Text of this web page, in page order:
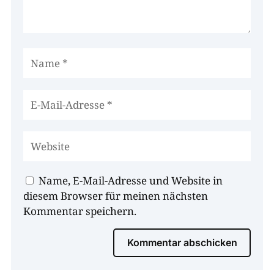
Name, E-Mail-Adresse und Website in
diesem Browser für meinen nächsten
Kommentar speichern.
Kommentar abschicken